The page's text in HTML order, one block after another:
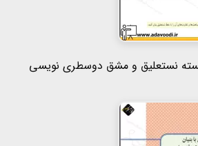
نستعلیق و مشق دوسطری نویسی